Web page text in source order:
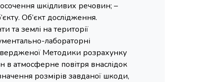
шкідливих речовин; –
Об’єкт дослідження.
та землі на території
лабораторні
Методики розрахунку
атмосферне повітря внаслідок
розмірів завданої шкоди,